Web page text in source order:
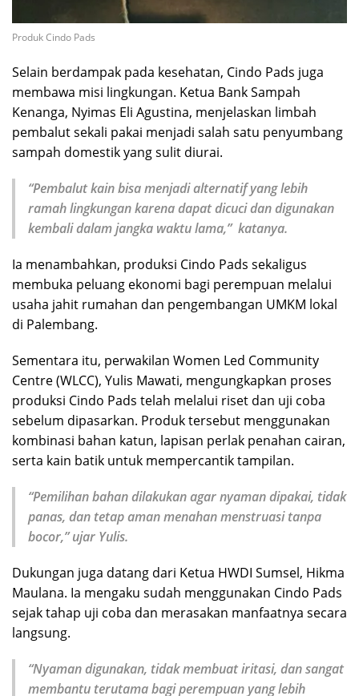
Produk Cindo Pads
Selain berdampak pada kesehatan, Cindo Pads juga
membawa misi lingkungan. Ketua Bank Sampah
Kenanga, Nyimas Eli Agustina, menjelaskan limbah
pembalut sekali pakai menjadi salah satu penyumbang
sampah domestik yang sulit diurai.
“Pembalut kain bisa menjadi alternatif yang lebih
ramah lingkungan karena dapat dicuci dan digunakan
kembali dalam jangka waktu lama,” katanya.
Ia menambahkan, produksi Cindo Pads sekaligus
membuka peluang ekonomi bagi perempuan melalui
usaha jahit rumahan dan pengembangan UMKM lokal
di Palembang.
Sementara itu, perwakilan Women Led Community
Centre (WLCC), Yulis Mawati, mengungkapkan proses
produksi Cindo Pads telah melalui riset dan uji coba
sebelum dipasarkan. Produk tersebut menggunakan
kombinasi bahan katun, lapisan perlak penahan cairan,
serta kain batik untuk mempercantik tampilan.
“Pemilihan bahan dilakukan agar nyaman dipakai, tidak
panas, dan tetap aman menahan menstruasi tanpa
bocor,” ujar Yulis.
Dukungan juga datang dari Ketua HWDI Sumsel, Hikma
Maulana. Ia mengaku sudah menggunakan Cindo Pads
sejak tahap uji coba dan merasakan manfaatnya secara
langsung.
“Nyaman digunakan, tidak membuat iritasi, dan sangat
membantu terutama bagi perempuan yang lebih